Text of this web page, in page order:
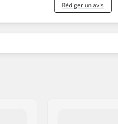
Rédiger un avis